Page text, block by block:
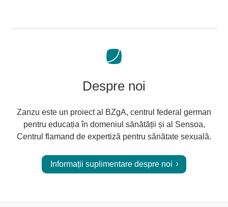
Despre noi
Zanzu este un proiect al BZgA, centrul federal german
pentru educația în domeniul sănătății și al Sensoa,
Centrul flamand de expertiză pentru sănătate sexuală.
Informații suplimentare despre noi